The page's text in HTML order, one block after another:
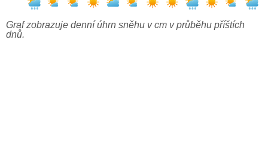
Graf zobrazuje denní úhrn sněhu v cm v průběhu příštích
dnů.